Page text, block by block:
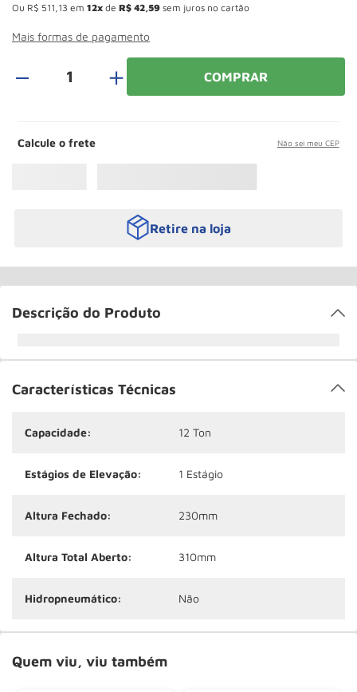
Ou R$ 511 13 em 12 de R$ 42 59 sem juros no cartão
Mais formas de pagamento
＋ COMPRAR
Calcule o frete Não sei meu CEP
Retire na loja
Descrição do Produto
Características Técnicas
Capacidade: 12 Ton
Estágios de Elevação: 1 Estágio
Altura Fechado: 230mm
Altura Total Aberto: 310mm
Hidropneumático: Não
Quem viu, viu também
10º Rodizio